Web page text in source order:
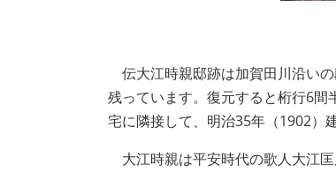
伝大江時親邸跡は加賀田川沿い
残っています。復元すると桁行6
宅に隣接して、明治35年（1902）
大江時親は平安時代の歌人大江